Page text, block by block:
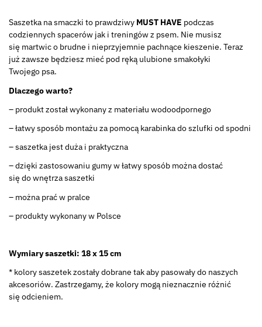
Saszetka na smaczki to prawdziwy MUST HAVE podczas
codziennych spacerów jak i treningów z psem. Nie musisz
się martwic o brudne i nieprzyjemnie pachnące kieszenie. Teraz
już zawsze będziesz mieć pod ręką ulubione smakołyki
Twojego psa.
Dlaczego warto?
– produkt został wykonany z materiału wodoodpornego
– łatwy sposób montażu za pomocą karabinka do szlufki od spodni
– saszetka jest duża i praktyczna
– dzięki zastosowaniu gumy w łatwy sposób można dostać
się do wnętrza saszetki
– można prać w pralce
– produkty wykonany w Polsce
Wymiary saszetki: 18 x 15 cm
* kolory saszetek zostały dobrane tak aby pasowały do naszych
akcesoriów. Zastrzegamy, że kolory mogą nieznacznie różnić
się odcieniem.